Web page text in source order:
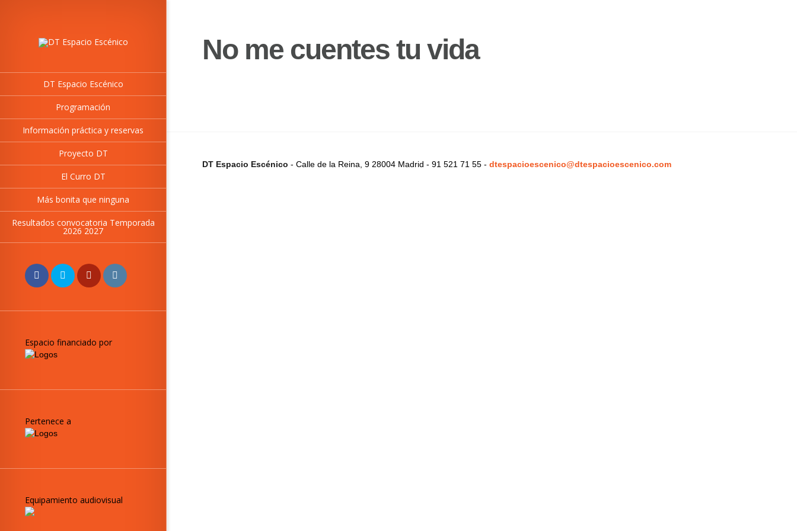
DT Espacio Escénico
Programación
Información práctica y reservas
Proyecto DT
El Curro DT
Más bonita que ninguna
Resultados convocatoria Temporada
2026 2027
Espacio financiado por
Pertenece a
Equipamiento audiovisual
No me cuentes tu vida
DT Espacio Escénico - Calle de la Reina, 9 28004 Madrid - 91 521 71 55 - dtespacioescenico@dtespacioescenico.com